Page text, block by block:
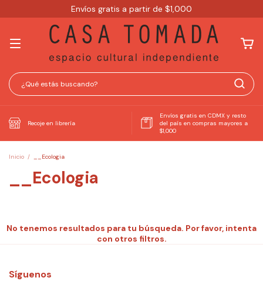
Envíos gratis a partir de $1,000
Recoje en librería
Envíos gratis en CDMX y resto
del país en compras mayores a
$1,000
Inicio / __Ecologia
__Ecologia
No tenemos resultados para tu búsqueda. Por favor, intenta
con otros filtros.
Síguenos